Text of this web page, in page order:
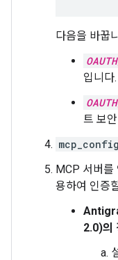
다음을 바꿉
입니다.
트 보
MCP 서버를
용하여 인증
2.0)의